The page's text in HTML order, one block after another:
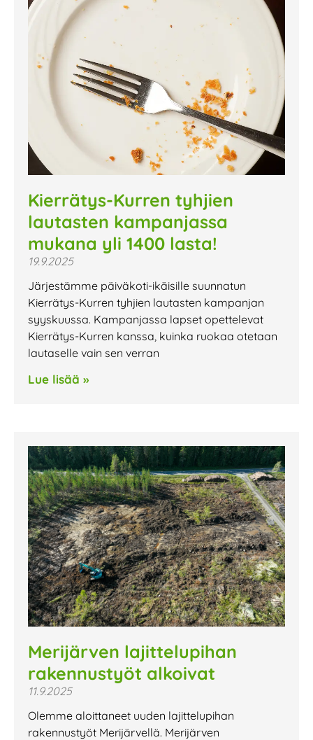
Kierrätys-Kurren tyhjien
lautasten kampanjassa
mukana yli 1400 lasta!
19.9.2025
Järjestämme päiväkoti-ikäisille suunnatun
Kierrätys-Kurren tyhjien lautasten kampanjan
syyskuussa. Kampanjassa lapset opettelevat
Kierrätys-Kurren kanssa, kuinka ruokaa otetaan
lautaselle vain sen verran
Lue lisää »
Merijärven lajittelupihan
rakennustyöt alkoivat
11.9.2025
Olemme aloittaneet uuden lajittelupihan
rakennustyöt Merijärvellä. Merijärven